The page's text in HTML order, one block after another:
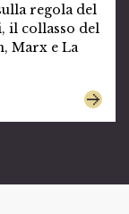
regola del
il collasso del
Marx e La